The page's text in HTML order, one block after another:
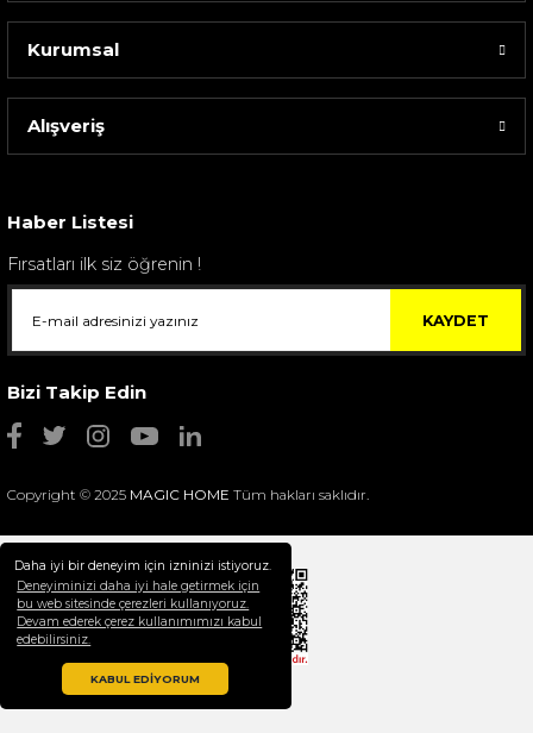
Daha iyi bir deneyim için izninizi istiyoruz.
Deneyiminizi daha iyi hale getirmek için
bu web sitesinde çerezleri kullanıyoruz.
Devam ederek çerez kullanımımızı kabul
edebilirsiniz.
KABUL EDİYORUM
Sarev Elfıda Flanel Nevresim Takımı Çift Kişili...
Selim Dekor Chain 15x20 Çerçeve Vizon
1.595,00 TL
Kurumsal
Alışveriş
Haber Listesi
Fırsatları ilk siz öğrenin !
KAYDET
Bizi Takip Edin
Copyright © 2025 MAGIC HOME Tüm hakları saklıdır.